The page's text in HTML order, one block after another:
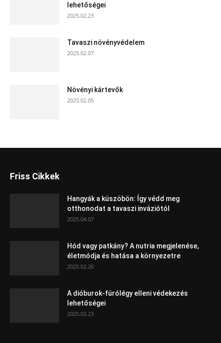
lehetőségei
2025.02.23
Tavaszi növényvédelem
2025.02.07
Növényi kártevők
2025.02.05
Friss Cikkek
Hangyák a küszöbön: Így védd meg
otthonodat a tavaszi inváziótól
2025.04.07
Hód vagy patkány? A nutria megjelenése,
életmódja és hatása a környezetre
2025.02.26
A dióburok-fúrólégy elleni védekezés
lehetőségei
2025.02.23